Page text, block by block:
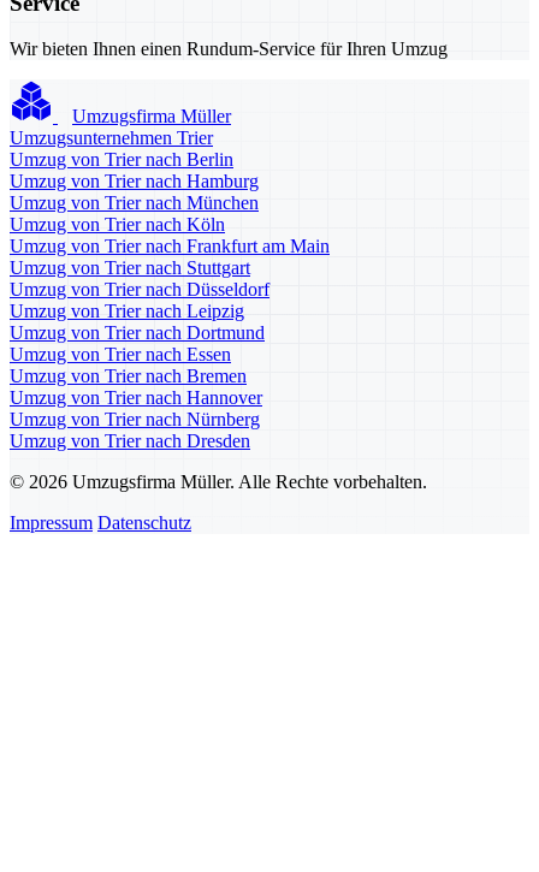
Wir bieten Ihnen einen Rundum-Service für Ihren Umzug
Umzugsfirma Müller
Umzugsunternehmen Trier
Umzug von Trier nach Berlin
Umzug von Trier nach Hamburg
Umzug von Trier nach München
Umzug von Trier nach Köln
Umzug von Trier nach Frankfurt am Main
Umzug von Trier nach Stuttgart
Umzug von Trier nach Düsseldorf
Umzug von Trier nach Leipzig
Umzug von Trier nach Dortmund
Umzug von Trier nach Essen
Umzug von Trier nach Bremen
Umzug von Trier nach Hannover
Umzug von Trier nach Nürnberg
Umzug von Trier nach Dresden
© 2026 Umzugsfirma Müller. Alle Rechte vorbehalten.
Impressum Datenschutz